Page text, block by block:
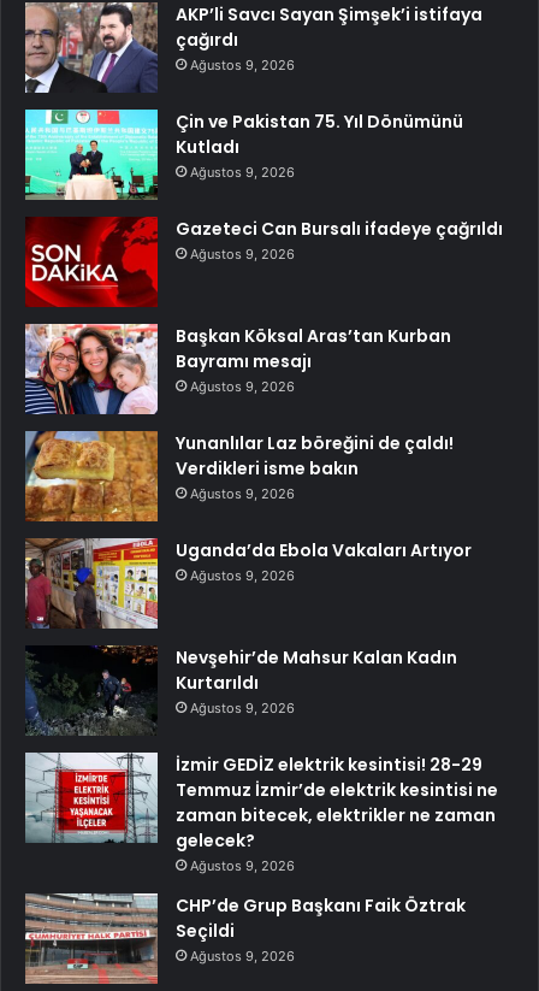
AKP’li Savcı Sayan Şimşek’i istifaya
çağırdı
Ağustos 9, 2026
Çin ve Pakistan 75. Yıl Dönümünü
Kutladı
Ağustos 9, 2026
Gazeteci Can Bursalı ifadeye çağrıldı
Ağustos 9, 2026
Başkan Köksal Aras’tan Kurban
Bayramı mesajı
Ağustos 9, 2026
Yunanlılar Laz böreğini de çaldı!
Verdikleri isme bakın
Ağustos 9, 2026
Uganda’da Ebola Vakaları Artıyor
Ağustos 9, 2026
Nevşehir’de Mahsur Kalan Kadın
Kurtarıldı
Ağustos 9, 2026
İzmir GEDİZ elektrik kesintisi! 28-29
Temmuz İzmir’de elektrik kesintisi ne
zaman bitecek, elektrikler ne zaman
gelecek?
Ağustos 9, 2026
CHP’de Grup Başkanı Faik Öztrak
Seçildi
Ağustos 9, 2026